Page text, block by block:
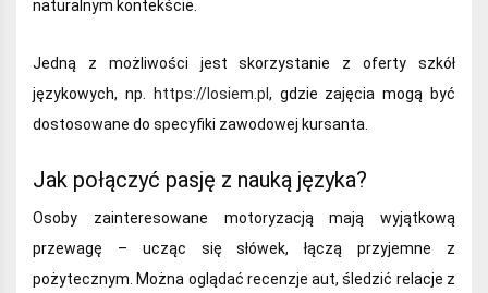
naturalnym kontekście.
Jedną z możliwości jest skorzystanie z oferty szkół
językowych, np.
https://losiem.pl , gdzie zajęcia mogą być
dostosowane do specyfiki zawodowej kursanta.
Jak połączyć pasję z nauką języka?
Osoby zainteresowane motoryzacją mają wyjątkową
przewagę – ucząc się słówek, łączą przyjemne z
pożytecznym. Można oglądać recenzje aut, śledzić relacje z